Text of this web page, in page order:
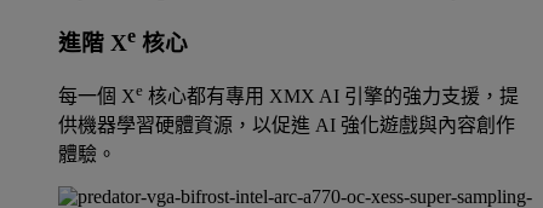
進階 Xe 核心
每一個 Xe 核心都有專用 XMX AI 引擎的強力支援，提
供機器學習硬體資源，以促進 AI 強化遊戲與內容創作
體驗。